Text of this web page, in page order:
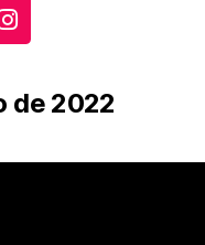
de 2022